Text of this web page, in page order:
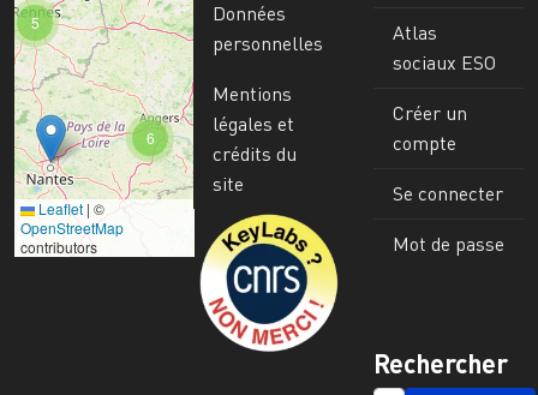
6
5
Leaflet | ©
OpenStreetMap
contributors
Données
personnelles
Mentions
légales et
crédits du
site
Image
Atlas
sociaux ESO
Créer un
compte
Se connecter
Mot de passe
Rechercher